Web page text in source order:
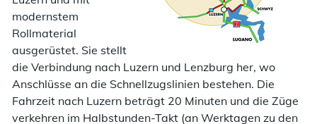
modernstem
Rollmaterial
ausgerüstet. Sie stellt
die Verbindung nach Luzern und Lenzburg her, wo
Anschlüsse an die Schnellzugslinien bestehen. Die
Fahrzeit nach Luzern beträgt 20 Minuten und die Züge
verkehren im Halbstunden-Takt (an Werktagen zu den